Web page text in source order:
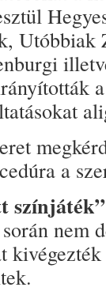
a
színjáték”
nem